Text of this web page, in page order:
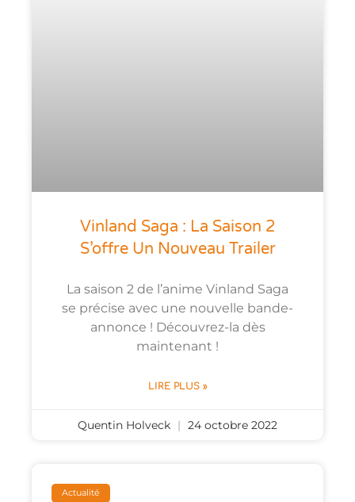
Vinland Saga : La Saison 2
S’offre Un Nouveau Trailer
La saison 2 de l’anime Vinland Saga
se précise avec une nouvelle bande-
annonce ! Découvrez-la dès
maintenant !
LIRE PLUS »
Quentin Holveck 24 octobre 2022
Actualité